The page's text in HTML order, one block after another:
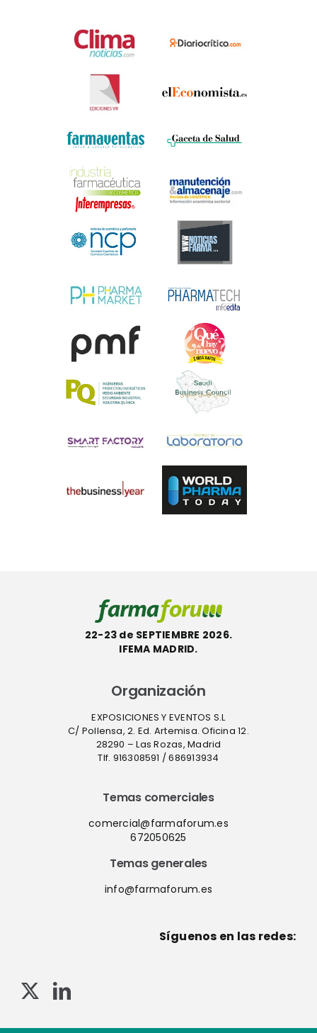
22-23 de SEPTIEMBRE 2026.
IFEMA MADRID.
Organización
EXPOSICIONES Y EVENTOS S.L
C/ Pollensa, 2. Ed. Artemisa. Oficina 12.
28290 – Las Rozas, Madrid
Tlf. 916308591 / 686913934
Temas comerciales
comercial@farmaforum.es
672050625
Temas generales
info@farmaforum.es
Síguenos en las redes: